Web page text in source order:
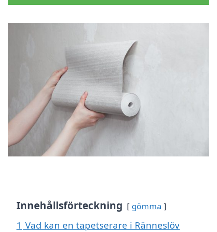
Innehållsförteckning gömma
1 Vad kan en tapetserare i Ränneslöv